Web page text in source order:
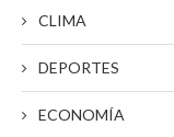
CLIMA
DEPORTES
ECONOMÍA